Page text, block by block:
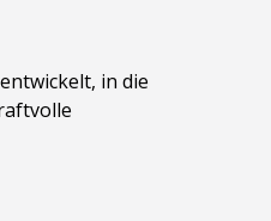
in die